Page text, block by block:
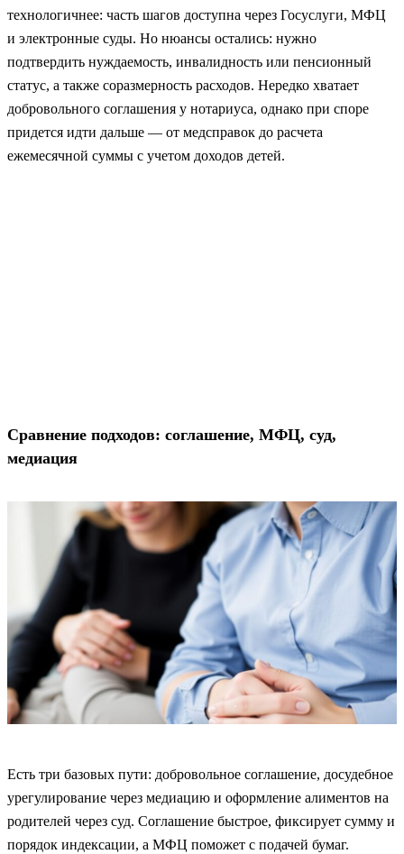
технологичнее: часть шагов доступна через Госуслуги, МФЦ
и электронные суды. Но нюансы остались: нужно
подтвердить нуждаемость, инвалидность или пенсионный
статус, а также соразмерность расходов. Нередко хватает
добровольного соглашения у нотариуса, однако при споре
придется идти дальше — от медсправок до расчета
ежемесячной суммы с учетом доходов детей.
Сравнение подходов: соглашение, МФЦ, суд,
медиация
Есть три базовых пути: добровольное соглашение, досудебное
урегулирование через медиацию и оформление алиментов на
родителей через суд. Соглашение быстрое, фиксирует сумму и
порядок индексации, а МФЦ поможет с подачей бумаг.